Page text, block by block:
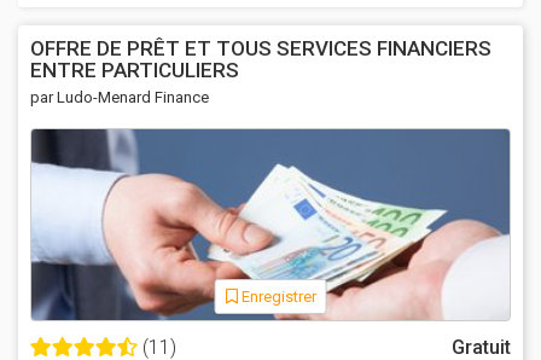
OFFRE DE PRÊT ET TOUS SERVICES FINANCIERS
ENTRE PARTICULIERS
par Ludo-Menard Finance
Enregistrer
(11)
Gratuit